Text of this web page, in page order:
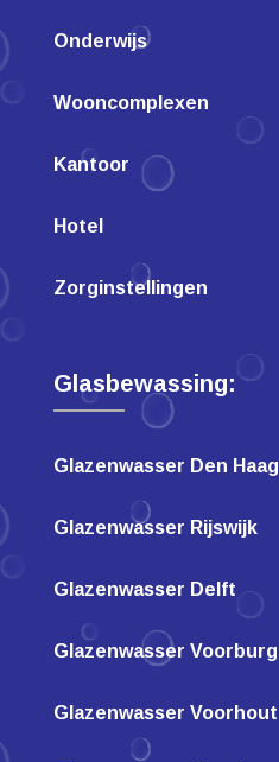
Onderwijs
Wooncomplexen
Kantoor
Hotel
Zorginstellingen
Glasbewassing:
Glazenwasser Den Haag
Glazenwasser Rijswijk
Glazenwasser Delft
Glazenwasser Voorburg
Glazenwasser Voorhout